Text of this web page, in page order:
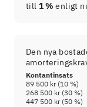
till 1 % enligt
Den nya
Kontantinsats
89 500 kr(10 %)
268 500 kr(30 %)
447 500 kr(50 %)